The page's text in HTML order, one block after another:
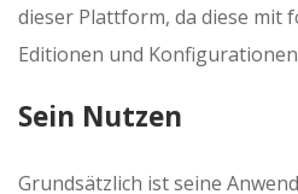
dieser Plattform, da diese mit
Editionen und
Sein Nutzen
Grundsätzlich ist seine